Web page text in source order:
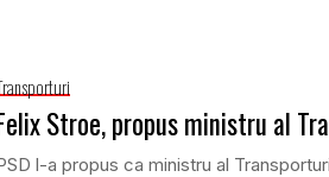
Stroe, propus ministru al
l-a propus ca ministru al